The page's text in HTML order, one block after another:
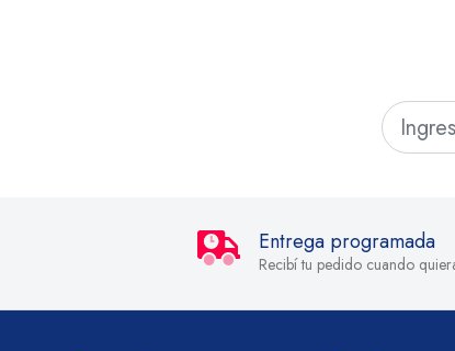
Entrega programada
Recibí tu pedido cuando